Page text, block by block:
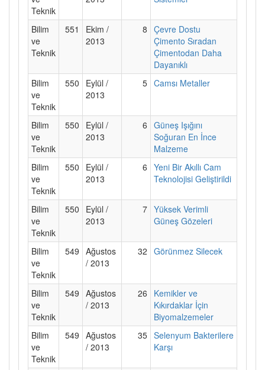
Teknik
Bilim
ve
Teknik
551
Ekim /
2013
8 Çevre Dostu
Çimento Sıradan
Çimentodan Daha
Dayanıklı
Bilim
ve
Teknik
550
Eylül /
2013
5 Camsı Metaller
Bilim
ve
Teknik
550
Eylül /
2013
6 Güneş Işığını
Soğuran En İnce
Malzeme
Bilim
ve
Teknik
550
Eylül /
2013
6 Yeni Bir Akıllı Cam
Teknolojisi Geliştirildi
Bilim
ve
Teknik
550
Eylül /
2013
7 Yüksek Verimli
Güneş Gözeleri
Bilim
ve
Teknik
549 Ağustos
/ 2013
32 Görünmez Silecek
Bilim
ve
Teknik
549 Ağustos
/ 2013
26
Kemikler ve
Kıkırdaklar İçin
Biyomalzemeler
Bilim
ve
Teknik
549 Ağustos
/ 2013
35 Selenyum Bakterilere
Karşı